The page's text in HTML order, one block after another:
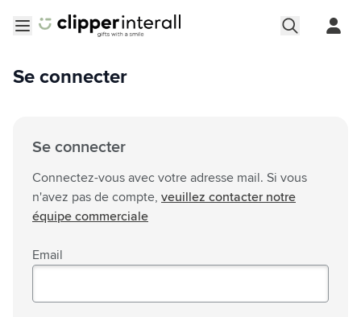
Se connecter
Se connecter
Connectez-vous avec votre adresse mail. Si vous
n'avez pas de compte, veuillez contacter notre
équipe commerciale
Email